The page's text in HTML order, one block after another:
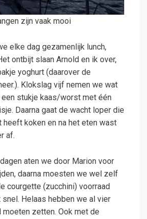
zijn vaak mooi
elke dag gezamenlijk lunch,
ontbijt slaan Arnold en ik over,
yoghurt (daarover de
Klokslag vijf nemen we wat
een stukje kaas/worst met één
Daarna gaat de wacht loper die
koken en na het eten wast
af.
aten we door Marion voor
daarna moesten we wel zelf
courgette (zucchini) voorraad
Helaas hebben we al vier
zetten. Ook met de